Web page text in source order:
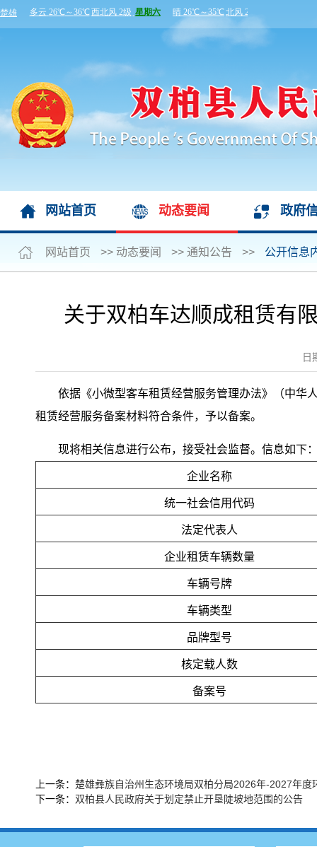
网站首页 动态要闻 政府
网站首页 >> 动态要闻 >> 通知公告 >> 公开信息
关于双柏车达顺成租赁有
日
依据《小微型客车租赁经营服务管理办法》（中华
租赁经营服务备案材料符合条件，予以备案。
现将相关信息进行公布，接受社会监督。信息如下
企业名称
统一社会信用代码
法定代表人
企业租赁车辆数量
车辆号牌
车辆类型
品牌型号
核定载人数
备案号
上一条： 楚雄彝族自治州生态环境局双柏分局2026年-2027年度
下一条： 双柏县人民政府关于划定禁止开垦陡坡地范围的公告